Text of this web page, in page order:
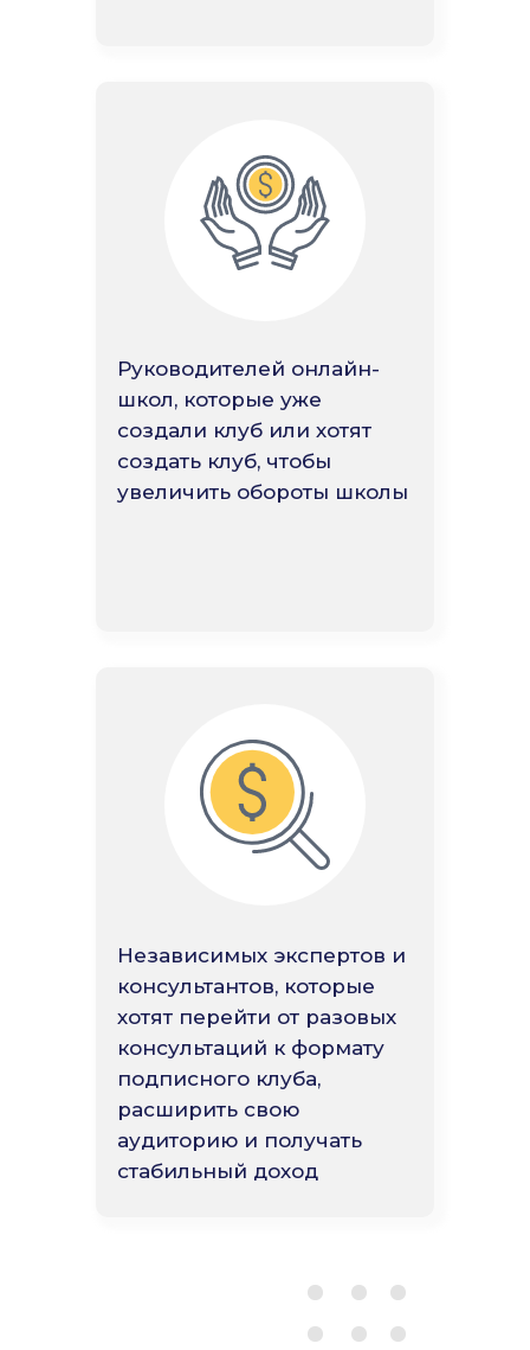
Независимых экспертов и
консультантов, которые
хотят перейти от разовых
консультаций к формату
подписного клуба,
расширить свою
аудиторию и получать
стабильный доход
Руководителей онлайн-
школ, которые уже
создали клуб или хотят
создать клуб, чтобы
увеличить обороты школы